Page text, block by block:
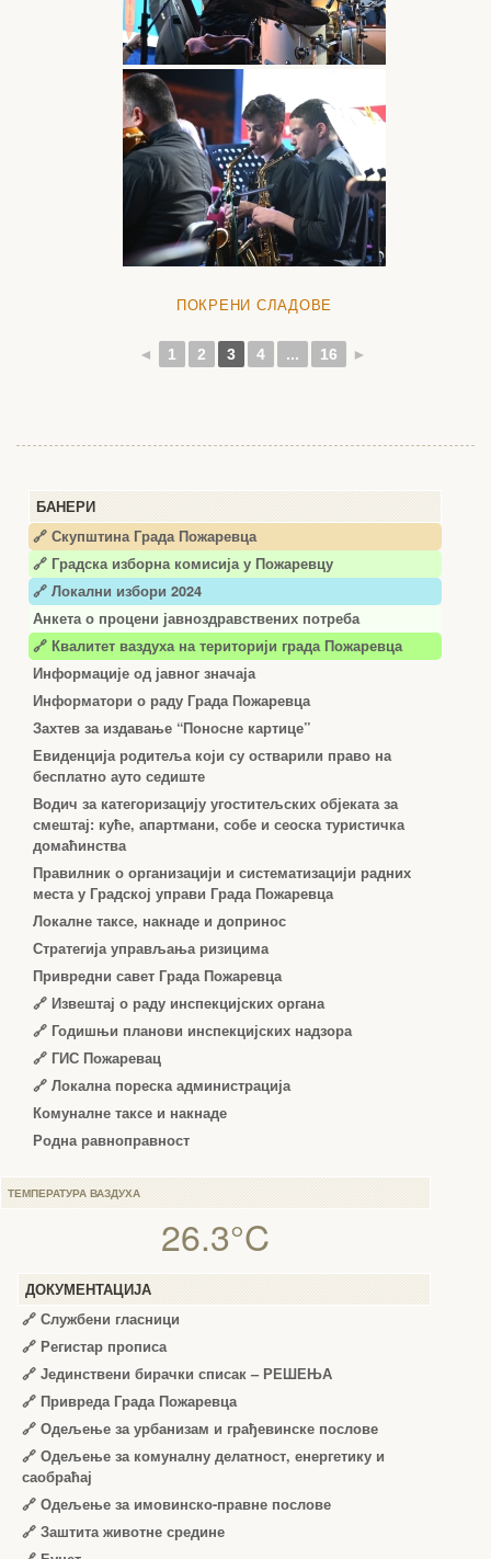
БАНЕРИ
🔗 Скупштина Града Пожаревца
🔗 Градска изборна комисија у Пожаревцу
🔗 Локални избори 2024
Анкета о процени јавноздравствених потреба
🔗 Квалитет ваздуха на територији града Пожаревца
Информације од јавног значаја
Информатори о раду Града Пожаревца
Захтев за издавање “Поносне картице”
Евиденција родитеља који су остварили право на
бесплатно ауто седиште
Водич за категоризацију угоститељских објеката за
смештај: куће, апартмани, собе и сеоска туристичка
домаћинства
Правилник о организацији и систематизацији радних
места у Градској управи Града Пожаревца
Локалне таксе, накнаде и допринос
Стратегија управљања ризицима
Привредни савет Града Пожаревца
🔗 Извештај о раду инспекцијских органа
🔗 Годишњи планови инспекцијских надзора
🔗 ГИС Пожаревац
🔗 Локална пореска администрација
Комуналне таксе и накнаде
Родна равноправност
ПОКРЕНИ СЛАДОВЕ
◄ 1 2 3 4 ... 16 ►
ТЕМПЕРАТУРА ВАЗДУХА
26.3°C
ДОКУМЕНТАЦИЈА
🔗 Службени гласници
🔗 Регистар прописа
🔗 Јединствени бирачки списак – РЕШЕЊА
🔗 Привреда Града Пожаревца
🔗 Одељење за урбанизам и грађевинске послове
🔗 Одељење за комуналну делатност, енергетику и
саобраћај
🔗 Одељење за имовинско-правне послове
🔗 Заштита животне средине